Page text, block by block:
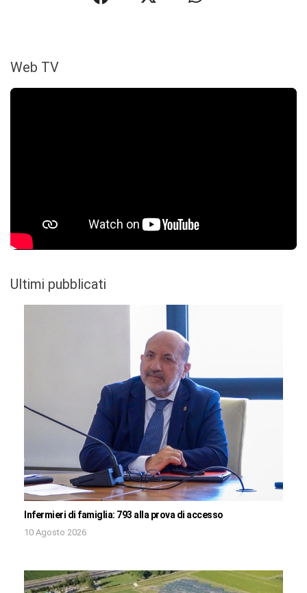
Web TV
Ultimi pubblicati
Infermieri di famiglia: 793 alla prova di accesso
10 Agosto 2026